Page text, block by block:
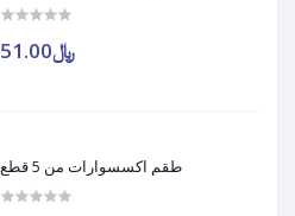
﷼51.00
طقم اكسسوارات من 5 قطع